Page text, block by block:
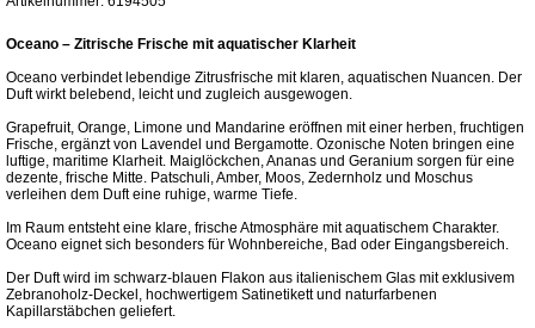
Oceano – Zitrische Frische mit aquatischer Klarheit
Oceano verbindet lebendige Zitrusfrische mit klaren, aquatischen Nuancen. Der
Duft wirkt belebend, leicht und zugleich ausgewogen.
Grapefruit, Orange, Limone und Mandarine eröffnen mit einer herben, fruchtigen
Frische, ergänzt von Lavendel und Bergamotte. Ozonische Noten bringen eine
luftige, maritime Klarheit. Maiglöckchen, Ananas und Geranium sorgen für eine
dezente, frische Mitte. Patschuli, Amber, Moos, Zedernholz und Moschus
verleihen dem Duft eine ruhige, warme Tiefe.
Im Raum entsteht eine klare, frische Atmosphäre mit aquatischem Charakter.
Oceano eignet sich besonders für Wohnbereiche, Bad oder Eingangsbereich.
Der Duft wird im schwarz-blauen Flakon aus italienischem Glas mit exklusivem
Zebranoholz-Deckel, hochwertigem Satinetikett und naturfarbenen
Kapillarstäbchen geliefert.